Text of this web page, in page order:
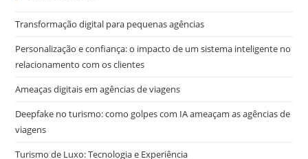
Transformação digital para pequenas agências
Personalização e confiança: o impacto de um sistema inteligente no
relacionamento com os clientes
Ameaças digitais em agências de viagens
Deepfake no turismo: como golpes com IA ameaçam as agências de
viagens
Turismo de Luxo: Tecnologia e Experiência